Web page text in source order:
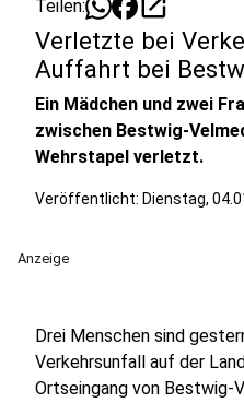
Teilen:
Verletzte bei
Auffahrt bei
Ein Mädchen und zwei
zwischen Bestwig-
Wehrstapel verletzt.
Veröffentlicht: Dienstag,
Anzeige
Drei Menschen sind
Verkehrsunfall auf der
Ortseingang von Bestwig-